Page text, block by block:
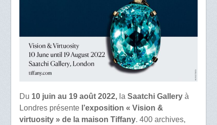
Du 10 juin au 19 août 2022,laSaatchi Galleryà
Londres présente l’exposition « Vision &
virtuosity » de la maison Tiffany. 400 archives,